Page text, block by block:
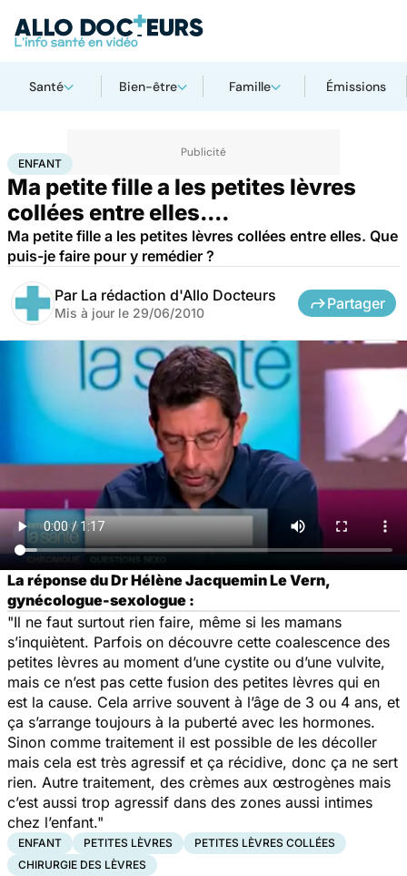
Santé Bien-être Famille Émissions
AccueilFamille
ENFANT
Ma petite fille a les petites lèvres
collées entre elles....
Ma petite fille a les petites lèvres collées entre elles. Que
puis-je faire pour y remédier ?
Par La rédaction d'Allo Docteurs
Mis à jour le 29/06/2010
Partager
La réponse du Dr Hélène Jacquemin Le Vern,
gynécologue-sexologue :
"Il ne faut surtout rien faire, même si les mamans
s’inquiètent. Parfois on découvre cette coalescence des
petites lèvres au moment d’une cystite ou d’une vulvite,
mais ce n’est pas cette fusion des petites lèvres qui en
est la cause. Cela arrive souvent à l’âge de 3 ou 4 ans, et
ça s’arrange toujours à la puberté avec les hormones.
Sinon comme traitement il est possible de les décoller
mais cela est très agressif et ça récidive, donc ça ne sert
rien. Autre traitement, des crèmes aux œstrogènes mais
c’est aussi trop agressif dans des zones aussi intimes
chez l’enfant."
ENFANT PETITES LÈVRES
PETITES LÈVRES COLLÉES
CHIRURGIE DES LÈVRES